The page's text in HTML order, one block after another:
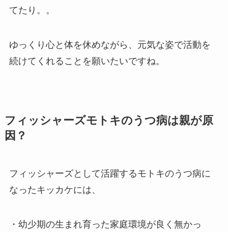
てたり。。
ゆっくり心と体を休めながら、元気な姿で活動を
続けてくれることを願いたいですね。
フィッシャーズモトキのうつ病は親が原
因？
フィッシャーズとして活躍するモトキのうつ病に
なったキッカケには、
・幼少期の生まれ育った家庭環境が良く無かっ